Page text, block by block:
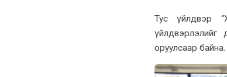
Тус үйлдвэр
үйлдвэрлэлийг
оруулсаар байна.